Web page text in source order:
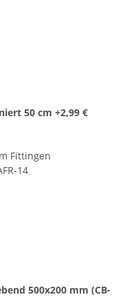
50 cm +2,99 €
Fittingen
14
500x200 mm (CB-